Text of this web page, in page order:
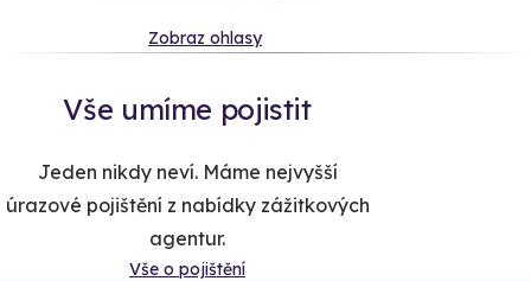
Zobraz ohlasy
Vše umíme pojistit
Jeden nikdy neví. Máme nejvyšší
úrazové pojištění z nabídky zážitkových
agentur.
Vše o pojištění